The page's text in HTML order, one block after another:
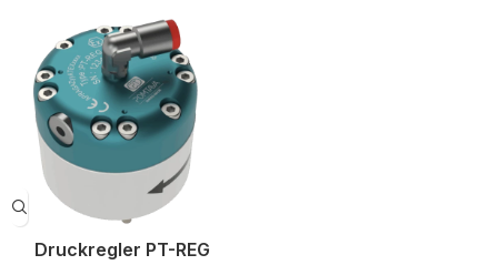
Druckregler PT-REG